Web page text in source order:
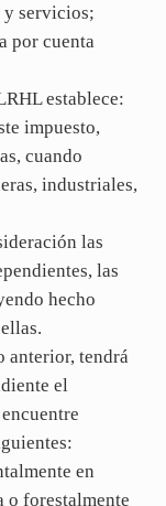
servicios;
por cuenta
establece:
impuesto,
cuando
industriales,
las
las
hecho
anterior, tendrá
el
en
o forestalmente